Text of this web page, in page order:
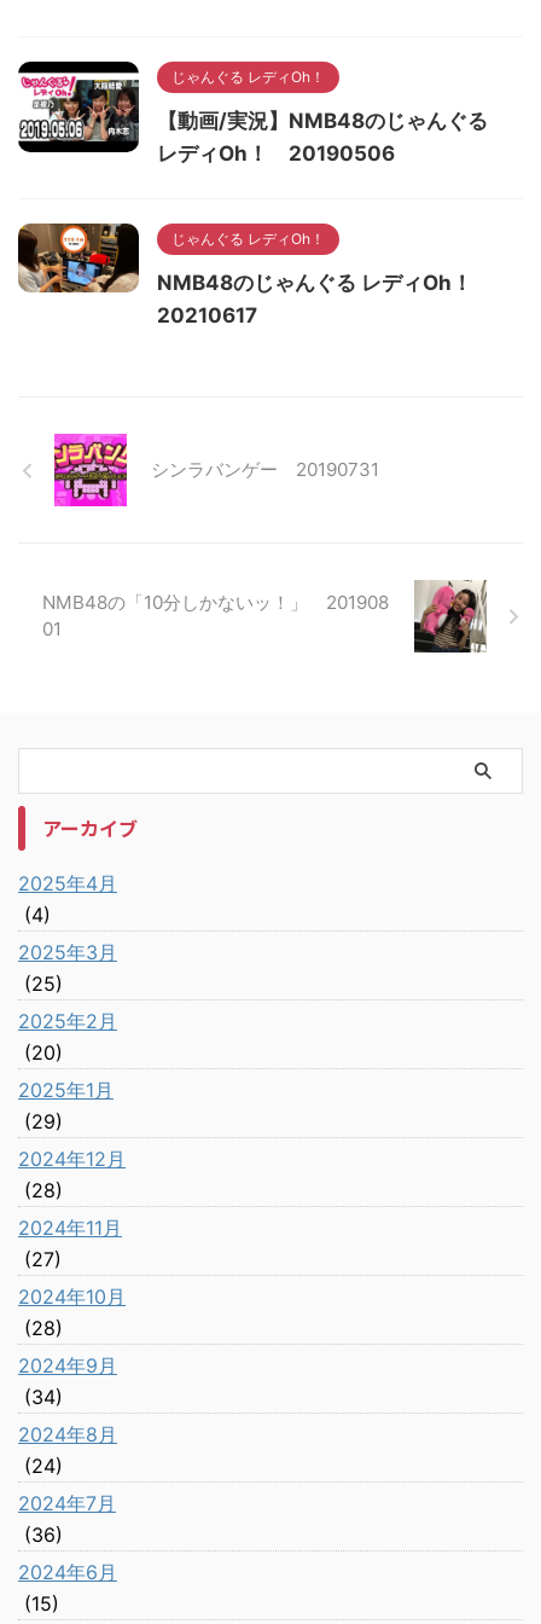
じゃんぐる レディOh！
【動画/実況】NMB48のじゃんぐる
レディOh！ 20190506
じゃんぐる レディOh！
NMB48のじゃんぐる レディOh！
20210617
シンラバンゲー 20190731
NMB48の「10分しかないッ！」 201908
01
アーカイブ
2025年4月
(4)
2025年3月
(25)
2025年2月
(20)
2025年1月
(29)
2024年12月
(28)
2024年11月
(27)
2024年10月
(28)
2024年9月
(34)
2024年8月
(24)
2024年7月
(36)
2024年6月
(15)